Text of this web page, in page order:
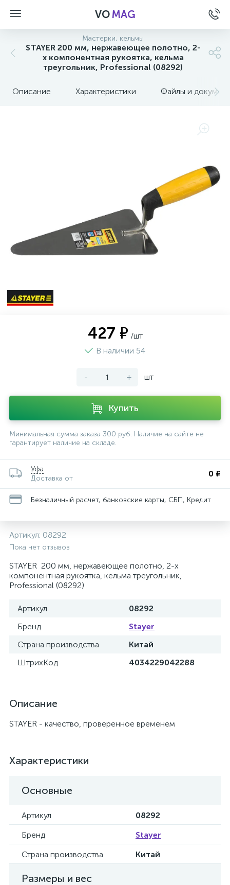
VOMAG
Мастерки, кельмы
STAYER 200 мм, нержавеющее полотно, 2-
х компонентная рукоятка, кельма
треугольник, Professional (08292)
Описание Характеристики Файлы и
427 ₽ /шт
В наличии 54
- + шт
Купить
Минимальная сумма заказа 300 руб. Наличие на сайте не
гарантирует наличие на складе.
Уфа
Доставка от
0 ₽
Безналичный расчет, банковские карты, СБП, Кредит
Артикул: 08292
Пока нет отзывов
STAYER 200 мм, нержавеющее полотно, 2-х
компонентная рукоятка, кельма треугольник,
Professional (08292)
Артикул
08292
Бренд
Stayer
Страна производства
Китай
ШтрихКод
4034229042288
Описание
STAYER - качество, проверенное временем
Характеристики
Основные
Артикул
08292
Бренд
Stayer
Страна производства
Китай
Размеры и вес